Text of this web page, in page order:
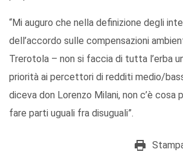
“Mi auguro che nella definizione degli
dell’accordo sulle compensazioni
Trerotola – non si faccia di tutta l’erba
priorità ai percettori di redditi medio/
diceva don Lorenzo Milani, non c’è cosa
fare parti uguali fra disuguali”.